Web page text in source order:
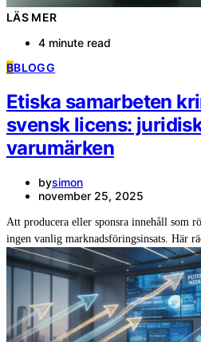
LÄS MER
4 minute read
BBLOGG
Etiska samarbeten
svensk licens:
varumärken
bysimon
november 25, 2025
Att producera eller sponsra innehåll som
ingen vanlig marknadsföringsinsats. Här